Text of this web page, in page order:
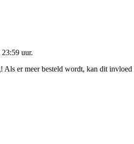
23:59 uur.
er meer besteld wordt, kan dit invloed